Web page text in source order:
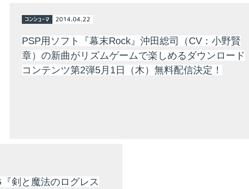
コンシューマ 2014.04.22
PSP用ソフト『幕末Rock』沖田総司（CV：小野賢
章）の新曲がリズムゲームで楽しめるダウンロード
コンテンツ第2弾5月1日（木）無料配信決定！
剣と魔法のログレス